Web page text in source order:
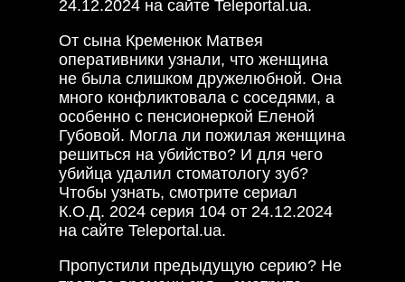
24.12.2024 на сайте Teleportal.ua.
От сына Кременюк Матвея
оперативники узнали, что женщина
не была слишком дружелюбной. Она
много конфликтовала с соседями, а
особенно с пенсионеркой Еленой
Губовой. Могла ли пожилая женщина
решиться на убийство? И для чего
убийца удалил стоматологу зуб?
Чтобы узнать, смотрите сериал
К.О.Д. 2024 серия 104 от 24.12.2024
на сайте Teleportal.ua.
Пропустили предыдущую серию? Не